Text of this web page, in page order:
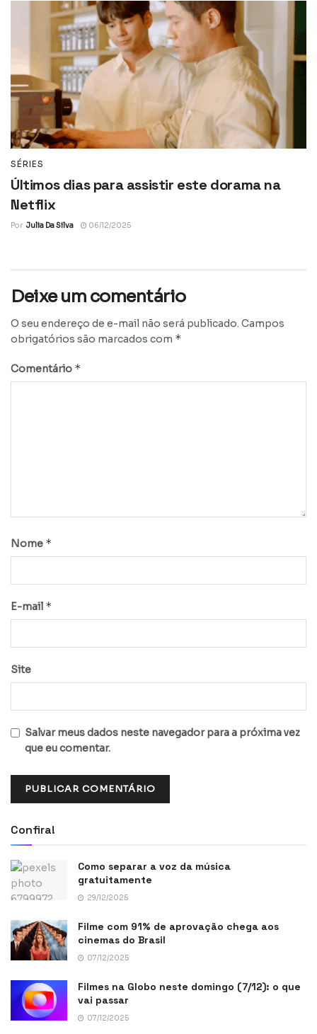
SÉRIES
Últimos dias para assistir este dorama na
Netflix
Por Julia Da Silva 06/12/2025
Deixe um comentário
O seu endereço de e-mail não será publicado. Campos
obrigatórios são marcados com *
Comentário *
Nome *
E-mail *
Site
Salvar meus dados neste navegador para a próxima vez
que eu comentar.
Confira!
Como separar a voz da música
gratuitamente
29/12/2025
Filme com 91% de aprovação chega aos
cinemas do Brasil
07/12/2025
Filmes na Globo neste domingo (7/12): o que
vai passar
07/12/2025